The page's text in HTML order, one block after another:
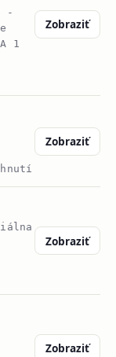
-
1
Zobraziť
Zobraziť
Zobraziť
Zobraziť